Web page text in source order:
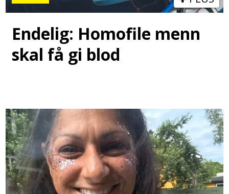
Endelig: Homofile menn
skal få gi blod